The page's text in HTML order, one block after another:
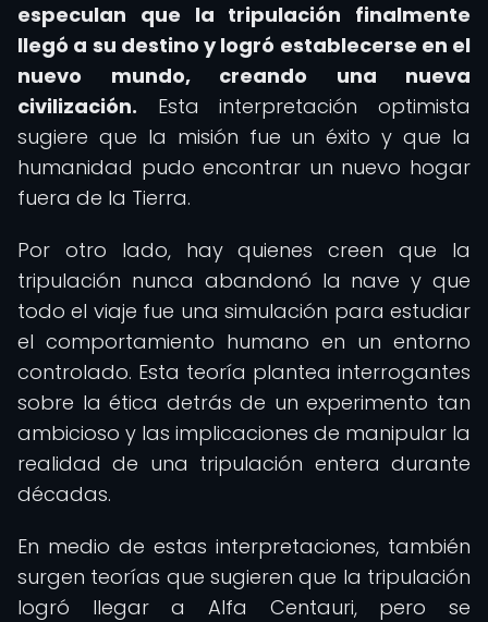
especulan que la tripulación finalmente
llegó a su destino y logró establecerse en el
nuevo mundo, creando una nueva
civilización. Esta interpretación optimista
sugiere que la misión fue un éxito y que la
humanidad pudo encontrar un nuevo hogar
fuera de la Tierra.
Por otro lado, hay quienes creen que la
tripulación nunca abandonó la nave y que
todo el viaje fue una simulación para estudiar
el comportamiento humano en un entorno
controlado. Esta teoría plantea interrogantes
sobre la ética detrás de un experimento tan
ambicioso y las implicaciones de manipular la
realidad de una tripulación entera durante
décadas.
En medio de estas interpretaciones, también
surgen teorías que sugieren que la tripulación
logró llegar a Alfa Centauri, pero se